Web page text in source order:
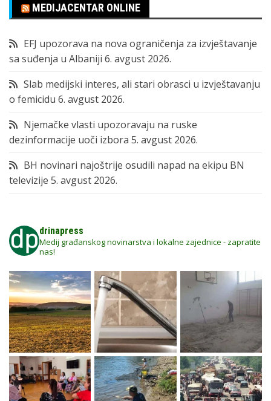
MEDIJACENTAR ONLINE
EFJ upozorava na nova ograničenja za izvještavanje
sa suđenja u Albaniji 6. avgust 2026.
Slab medijski interes, ali stari obrasci u izvještavanju
o femicidu 6. avgust 2026.
Njemačke vlasti upozoravaju na ruske
dezinformacije uoči izbora 5. avgust 2026.
BH novinari najoštrije osudili napad na ekipu BN
televizije 5. avgust 2026.
drinapress
Medij građanskog novinarstva i lokalne zajednice - zapratite
nas!